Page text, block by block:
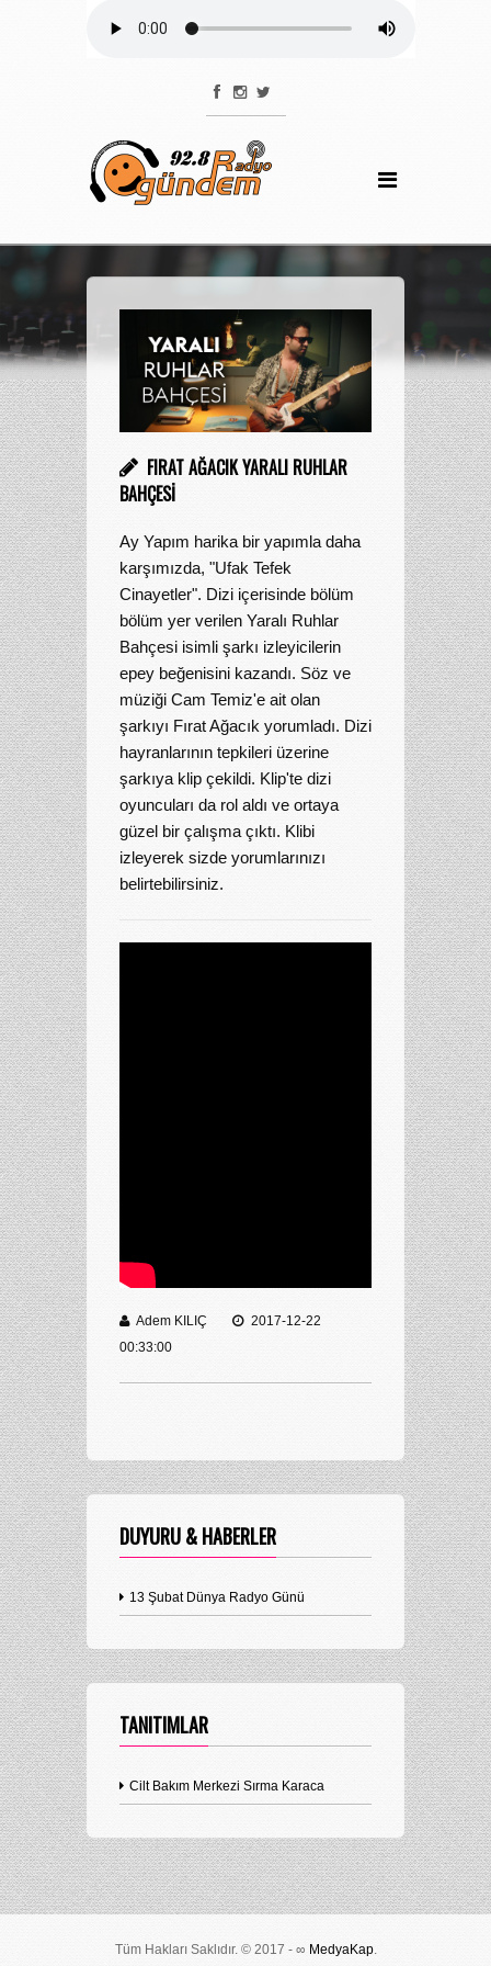
FIRAT AĞACIK YARALI RUHLAR
BAHÇESI
Ay Yapım harika bir yapımla daha
karşımızda, "Ufak Tefek
Cinayetler". Dizi içerisinde bölüm
bölüm yer verilen Yaralı Ruhlar
Bahçesi isimli şarkı izleyicilerin
epey beğenisini kazandı. Söz ve
müziği Cam Temiz'e ait olan
şarkıyı Fırat Ağacık yorumladı. Dizi
hayranlarının tepkileri üzerine
şarkıya klip çekildi. Klip'te dizi
oyuncuları da rol aldı ve ortaya
güzel bir çalışma çıktı. Klibi
izleyerek sizde yorumlarınızı
belirtebilirsiniz.
Adem KILIÇ
2017-12-22
00:33:00
DUYURU & HABERLER
13 Şubat Dünya Radyo Günü
TANITIMLAR
Cilt Bakım Merkezi Sırma Karaca
Tüm Hakları Saklıdır. © 2017 - ∞ MedyaKap.